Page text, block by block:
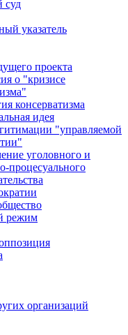
суд
указатель
проекта
о "кризисе
консерватизма
идея
"управляемой
уголовного и
процесуального
режим
организаций